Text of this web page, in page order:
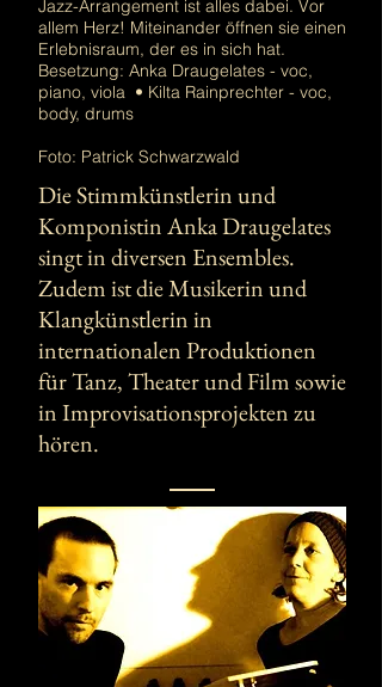
Jazz-Arrangement ist alles dabei. Vor
allem Herz! Miteinander öffnen sie einen
Erlebnisraum, der es in sich hat.
Besetzung: Anka Draugelates - voc,
piano, viola • Kilta Rainprechter - voc,
body, drums
Foto: Patrick Schwarzwald
Die Stimmkünstlerin und
Komponistin Anka Draugelates
singt in diversen Ensembles.
Zudem ist die Musikerin und
Klangkünstlerin in
internationalen Produktionen
für Tanz, Theater und Film sowie
in Improvisationsprojekten zu
hören.